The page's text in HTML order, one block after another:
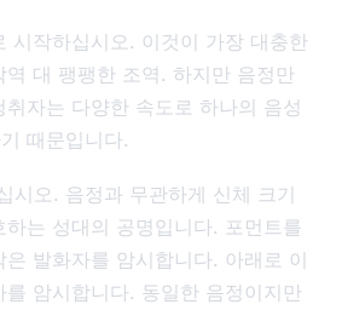
시작하십시오. 이것이 가장 대충한
대 팽팽한 조역. 하지만 음정만
취자는 다양한 속도로 하나의 음성
때문입니다.
시오. 음정과 무관하게 신체 크기
는 성대의 공명입니다. 포먼트를
발화자를 암시합니다. 아래로 이
암시합니다. 동일한 음정이지만